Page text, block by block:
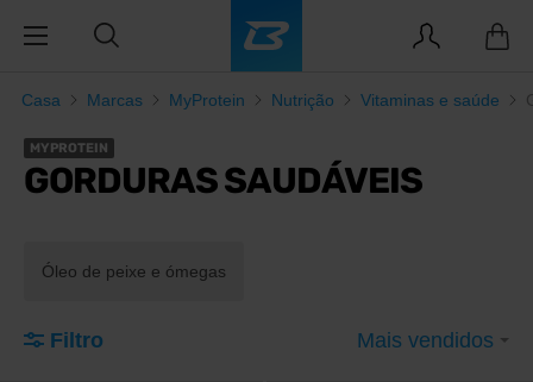
Casa Marcas MyProtein Nutrição Vitaminas e saúde
MYPROTEIN
GORDURAS SAUDÁVEIS
Óleo de peixe e ómegas
Filtro Mais vendidos